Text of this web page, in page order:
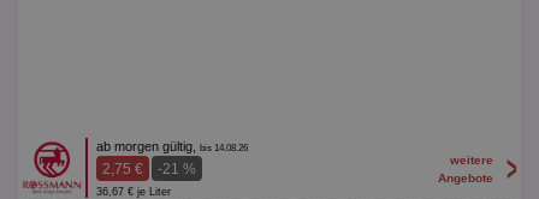
ab morgen gültig, bis 14.08.26
2,75 € -21 %
36,67 € je Liter
weitere
Angebote
>